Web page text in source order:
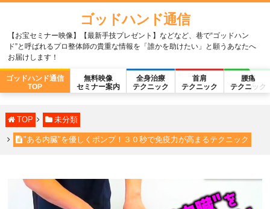
ゴッドハンド通信
【お宝セミナー映像】【最新手技プレゼント】などなど、巷で“ゴッドハン
ド”と呼ばれるプロ整体師の貴重な情報を「誰かを助けたい」と願うあなたへ
お届けします！
ゴッドハンド通信
TOP
無料映像
セミナー案内
全身治療
テクニック
首肩
テクニック
腰痛
テクニック
TOP 未分類
"ある内臓"を優しくポンプ！３０秒で免疫力が高まるテクニック